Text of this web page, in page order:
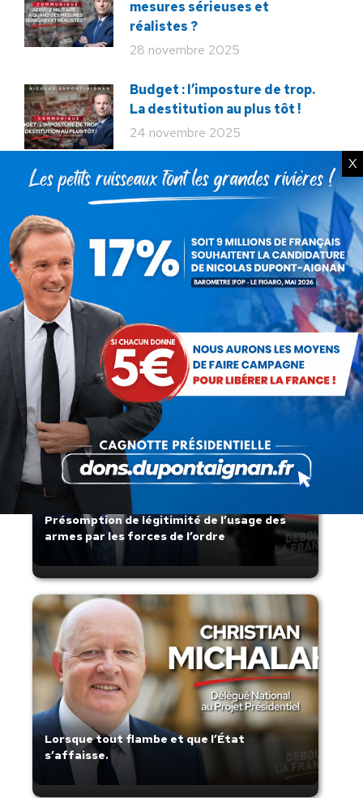
mesures sérieuses et
réalistes ?
28 novembre 2025
Budget : l’imposture de trop.
La destitution au plus tôt !
24 novembre 2025
Rechercher
Recherche
:
Articles récents
Présomption de légitimité de l’usage des
armes par les forces de l’ordre
Lorsque tout flambe et que l’État
s’affaisse.
X